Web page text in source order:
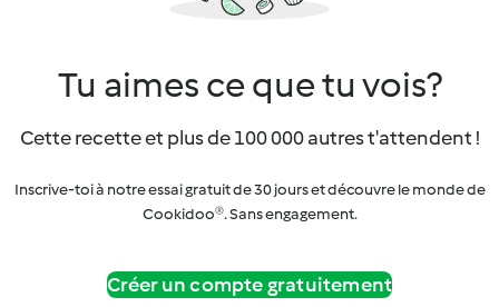
Tu aimes ce que tu vois?
Cette recette et plus de 100 000 autres t'attendent !
Inscrive-toi à notre essai gratuit de 30 jours et découvre le monde de
Cookidoo®. Sans engagement.
Créer un compte gratuitement